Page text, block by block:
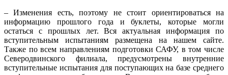
– Изменения есть, поэтому не стоит ориентироваться на
информацию прошлого года и буклеты, которые могли
остаться с прошлых лет. Вся актуальная информация по
вступительным испытаниям размещена на нашем сайте.
Также по всем направлениям подготовки САФУ, в том числе
Северодвинского филиала, предусмотрены внутренние
вступительные испытания для поступающих на базе среднего